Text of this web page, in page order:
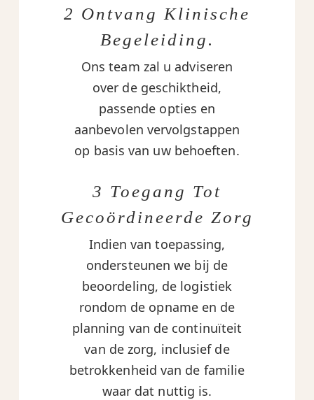
2 Ontvang Klinische
Begeleiding.
Ons team zal u adviseren
over de geschiktheid,
passende opties en
aanbevolen vervolgstappen
op basis van uw behoeften.
3 Toegang Tot
Gecoördineerde Zorg
Indien van toepassing,
ondersteunen we bij de
beoordeling, de logistiek
rondom de opname en de
planning van de continuïteit
van de zorg, inclusief de
betrokkenheid van de familie
waar dat nuttig is.